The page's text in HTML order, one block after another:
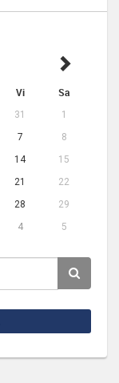
Vi Sa
31
1
7
8
14
15
21
22
28
29
4 5